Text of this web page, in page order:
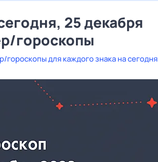
25 декабря
гороскопы
гороскопы для каждого знака на сегодня